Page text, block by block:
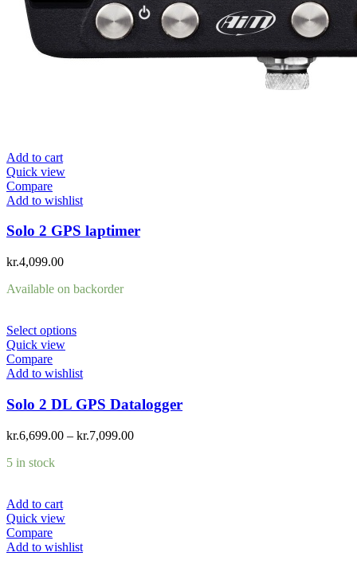
Add to cart
Quick view
Compare
Add to wishlist
Solo 2 GPS laptimer
kr.4,099.00
Available on backorder
Select options
Quick view
Compare
Add to wishlist
Solo 2 DL GPS Datalogger
kr.6,699.00 – kr.7,099.00
5 in stock
Add to cart
Quick view
Compare
Add to wishlist